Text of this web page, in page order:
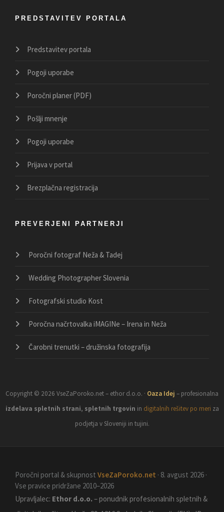
PREDSTAVITEV PORTALA
Predstavitev portala
Pogoji uporabe
Poročni planer (PDF)
Pošlji mnenje
Pogoji uporabe
Prijava v portal
Brezplačna registracija
PREVERJENI PARTNERJI
Poročni fotograf Neža & Tadej
Wedding Photographer Slovenia
Fotografski studio Kost
Poročna načrtovalka iMAGINe – Irena in Neža
Čarobni trenutki – družinska fotografija
Copyright © 2026 VseZaPoroko.net – ethor d.o.o. · Oaza Idej – profesionalna
izdelava spletnih strani, spletnih trgovin in digitalnih rešitev po meri za
podjetja v Sloveniji in tujini.
Poročni portal & skupnost VseZaPoroko.net · 8. avgust 2026 ·
Vse pravice pridržane 2010–2026
Upravljalec: Ethor d.o.o. – ponudnik profesionalnih spletnih &